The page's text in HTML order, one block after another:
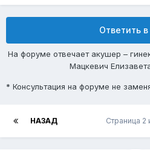
Ответить
На форуме отвечает акушер –
Мацкевич
* Консультация на форуме не
НАЗАД Страница 2